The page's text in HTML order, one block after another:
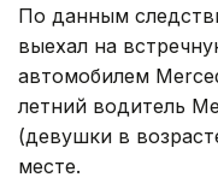
По данным
выехал на
автомобилем
летний водитель
(девушки в
месте.